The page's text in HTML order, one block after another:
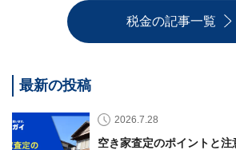
税金の記事一覧
最新の投稿
2026.7.28
空き家査定のポイントと